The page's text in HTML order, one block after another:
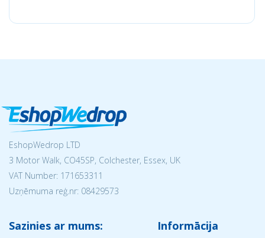
EshopWedrop LTD
3 Motor Walk, CO45SP, Colchester, Essex, UK
VAT Number: 171653311
Uzņēmuma reģ.nr: 08429573
Sazinies ar mums: Informācija